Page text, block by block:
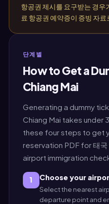
항공권 제시를 요구받는 경
료 항공권 예약증이 증빙 자료
단계별
How to Get a
Chiang Mai
Generating a dummy
Chiang Mai takes under
these four steps to get
reservation PDF for 태
airport immigration
1 Choose your
Select the nearest
departure point and